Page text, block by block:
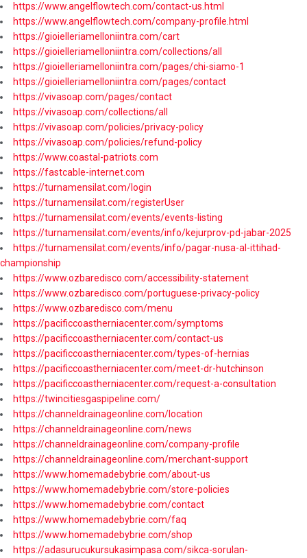
https://www.angelflowtech.com/contact-us.html
https://www.angelflowtech.com/company-profile.html
https://gioielleriamelloniintra.com/cart
https://gioielleriamelloniintra.com/collections/all
https://gioielleriamelloniintra.com/pages/chi-siamo-1
https://gioielleriamelloniintra.com/pages/contact
https://vivasoap.com/pages/contact
https://vivasoap.com/collections/all
https://vivasoap.com/policies/privacy-policy
https://vivasoap.com/policies/refund-policy
https://www.coastal-patriots.com
https://fastcable-internet.com
https://turnamensilat.com/login
https://turnamensilat.com/registerUser
https://turnamensilat.com/events/events-listing
https://turnamensilat.com/events/info/kejurprov-pd-jabar-2025
https://turnamensilat.com/events/info/pagar-nusa-al-ittihad-
championship
https://www.ozbaredisco.com/accessibility-statement
https://www.ozbaredisco.com/portuguese-privacy-policy
https://www.ozbaredisco.com/menu
https://pacificcoastherniacenter.com/symptoms
https://pacificcoastherniacenter.com/contact-us
https://pacificcoastherniacenter.com/types-of-hernias
https://pacificcoastherniacenter.com/meet-dr-hutchinson
https://pacificcoastherniacenter.com/request-a-consultation
https://twincitiesgaspipeline.com/
https://channeldrainageonline.com/location
https://channeldrainageonline.com/news
https://channeldrainageonline.com/company-profile
https://channeldrainageonline.com/merchant-support
https://www.homemadebybrie.com/about-us
https://www.homemadebybrie.com/store-policies
https://www.homemadebybrie.com/contact
https://www.homemadebybrie.com/faq
https://www.homemadebybrie.com/shop
https://adasurucukursukasimpasa.com/sikca-sorulan-